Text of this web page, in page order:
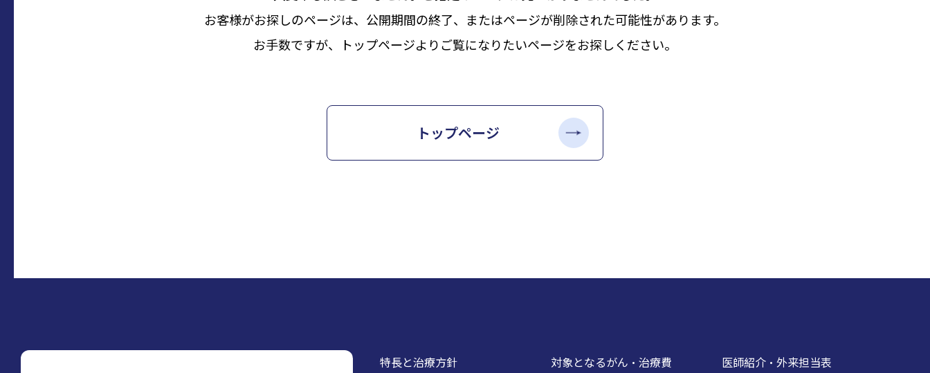
お客様がお探しのページは、公開期間の終了、またはページが削除された可能性があります。
お手数ですが、トップページよりご覧になりたいページをお探しください。
トップページ
特長と治療方針 対象となるがん・治療費 医師紹介・外来担当表